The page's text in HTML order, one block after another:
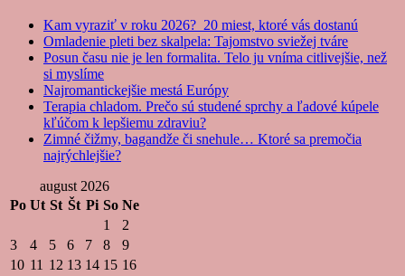
Kam vyraziť v roku 2026? 20 miest, ktoré vás dostanú
Omladenie pleti bez skalpela: Tajomstvo sviežej tváre
Posun času nie je len formalita. Telo ju vníma citlivejšie, než
si myslíme
Najromantickejšie mestá Európy
Terapia chladom. Prečo sú studené sprchy a ľadové kúpele
kľúčom k lepšiemu zdraviu?
Zimné čižmy, bagandže či snehule… Ktoré sa premočia
najrýchlejšie?
august 2026
Po Ut St Št Pi So Ne
1
2
3
4 5 6 7 8
9
10 11 12 13 14 15 16